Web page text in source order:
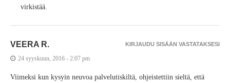
virkistää.
VEERA R.
24 syyskuun, 2016 - 2:07 pm
Viimeksi kun kysyin neuvoa palvelutiskiltä, ohjeistettiin sieltä, että
KIRJAUDU SISÄÄN VASTATAKSESI